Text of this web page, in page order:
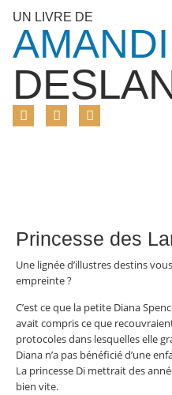
UN LIVRE DE
Princesse des
Une lignée d’illustres destins
empreinte ?
C’est ce que la petite Diana
avait compris ce que
protocoles dans lesquelles elle
Diana n’a pas bénéficié d’une
La princesse Di mettrait des
bien vite.